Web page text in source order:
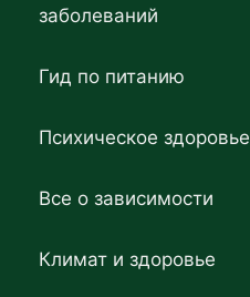
заболеваний
Гид по питанию
Психическое здоровье
Все о зависимости
Климат и здоровье